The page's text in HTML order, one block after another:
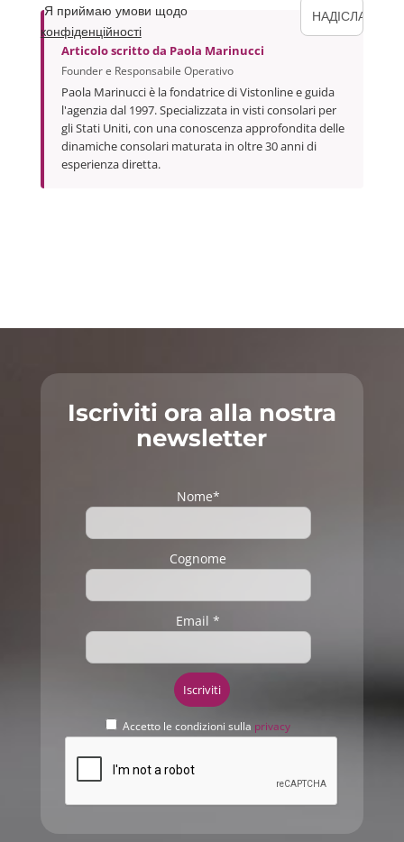
Я приймаю умови щодо
конфіденційності
Articolo scritto da Paola Marinucci
Founder e Responsabile Operativo
Paola Marinucci è la fondatrice di Vistonline e guida
l'agenzia dal 1997. Specializzata in visti consolari per
gli Stati Uniti, con una conoscenza approfondita delle
dinamiche consolari maturata in oltre 30 anni di
esperienza diretta.
Iscriviti ora alla nostra
newsletter
Nome*
Cognome
Email *
Accetto le condizioni sulla privacy